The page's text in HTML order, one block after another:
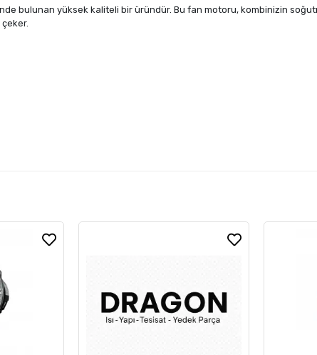
bulunan yüksek kaliteli bir üründür. Bu fan motoru, kombinizin